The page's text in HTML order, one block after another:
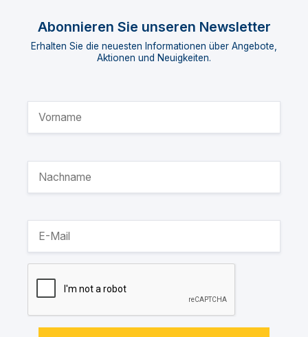
Abonnieren Sie unseren Newsletter
Erhalten Sie die neuesten Informationen über Angebote,
Aktionen und Neuigkeiten.